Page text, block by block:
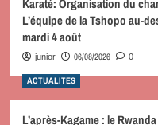
Karaté: Organisation du
L’équipe de la Tshopo au-
mardi 4 août
junior 06/08/2026 0
ACTUALITES
L’après-Kagame : le